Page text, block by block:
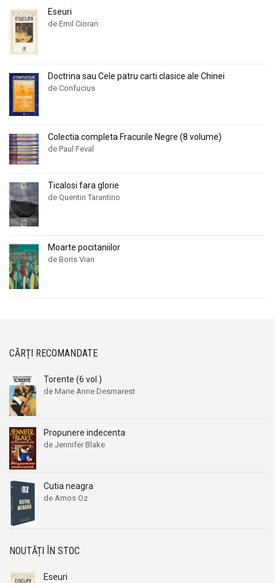
Eseuri
de Emil Cioran
Doctrina sau Cele patru carti clasice ale Chinei
de Confucius
Colectia completa Fracurile Negre (8 volume)
de Paul Feval
Ticalosi fara glorie
de Quentin Tarantino
Moarte pocitaniilor
de Boris Vian
CĂRȚI RECOMANDATE
Torente (6 vol.)
de Marie Anne Desmarest
Propunere indecenta
de Jennifer Blake
Cutia neagra
de Amos Oz
NOUTĂȚI ÎN STOC
Eseuri